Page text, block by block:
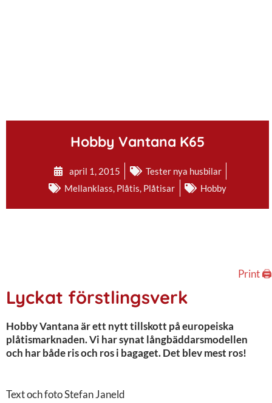
Hobby Vantana K65
april 1, 2015
Tester nya husbilar
Mellanklass, Plåtis, Plåtisar Hobby
Print 🖨
Lyckat förstlingsverk
Hobby Vantana är ett nytt tillskott på europeiska
plåtismarknaden. Vi har synat långbäddarsmodellen
och har både ris och ros i bagaget. Det blev mest ros!
Text och foto Stefan Janeld